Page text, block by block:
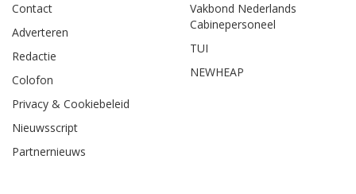
Contact
Adverteren
Redactie
Colofon
Privacy & Cookiebeleid
Nieuwsscript
Partnernieuws
Vakbond Nederlands
Cabinepersoneel
TUI
NEWHEAP